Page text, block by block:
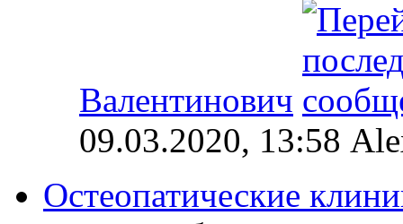
Валентинович
09.03.2020, 13:58
Остеопатические